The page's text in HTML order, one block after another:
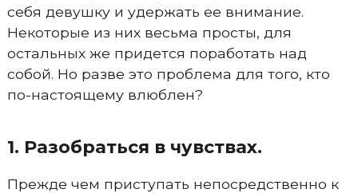
себя девушку и удержать ее внимание.
Некоторые из них весьма просты, для
остальных же придется поработать над
собой. Но разве это проблема для того, кто
по-настоящему влюблен?
1. Разобраться в чувствах.
Прежде чем приступать непосредственно к